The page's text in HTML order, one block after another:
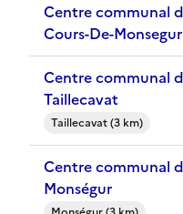
Centre communal d'action sociale (CCAS) -
Cours-De-Monsegur
Centre communal d'action sociale (CCAS) -
Taillecavat
Taillecavat (3 km)
Centre communal d'action sociale (CCAS) -
Monségur